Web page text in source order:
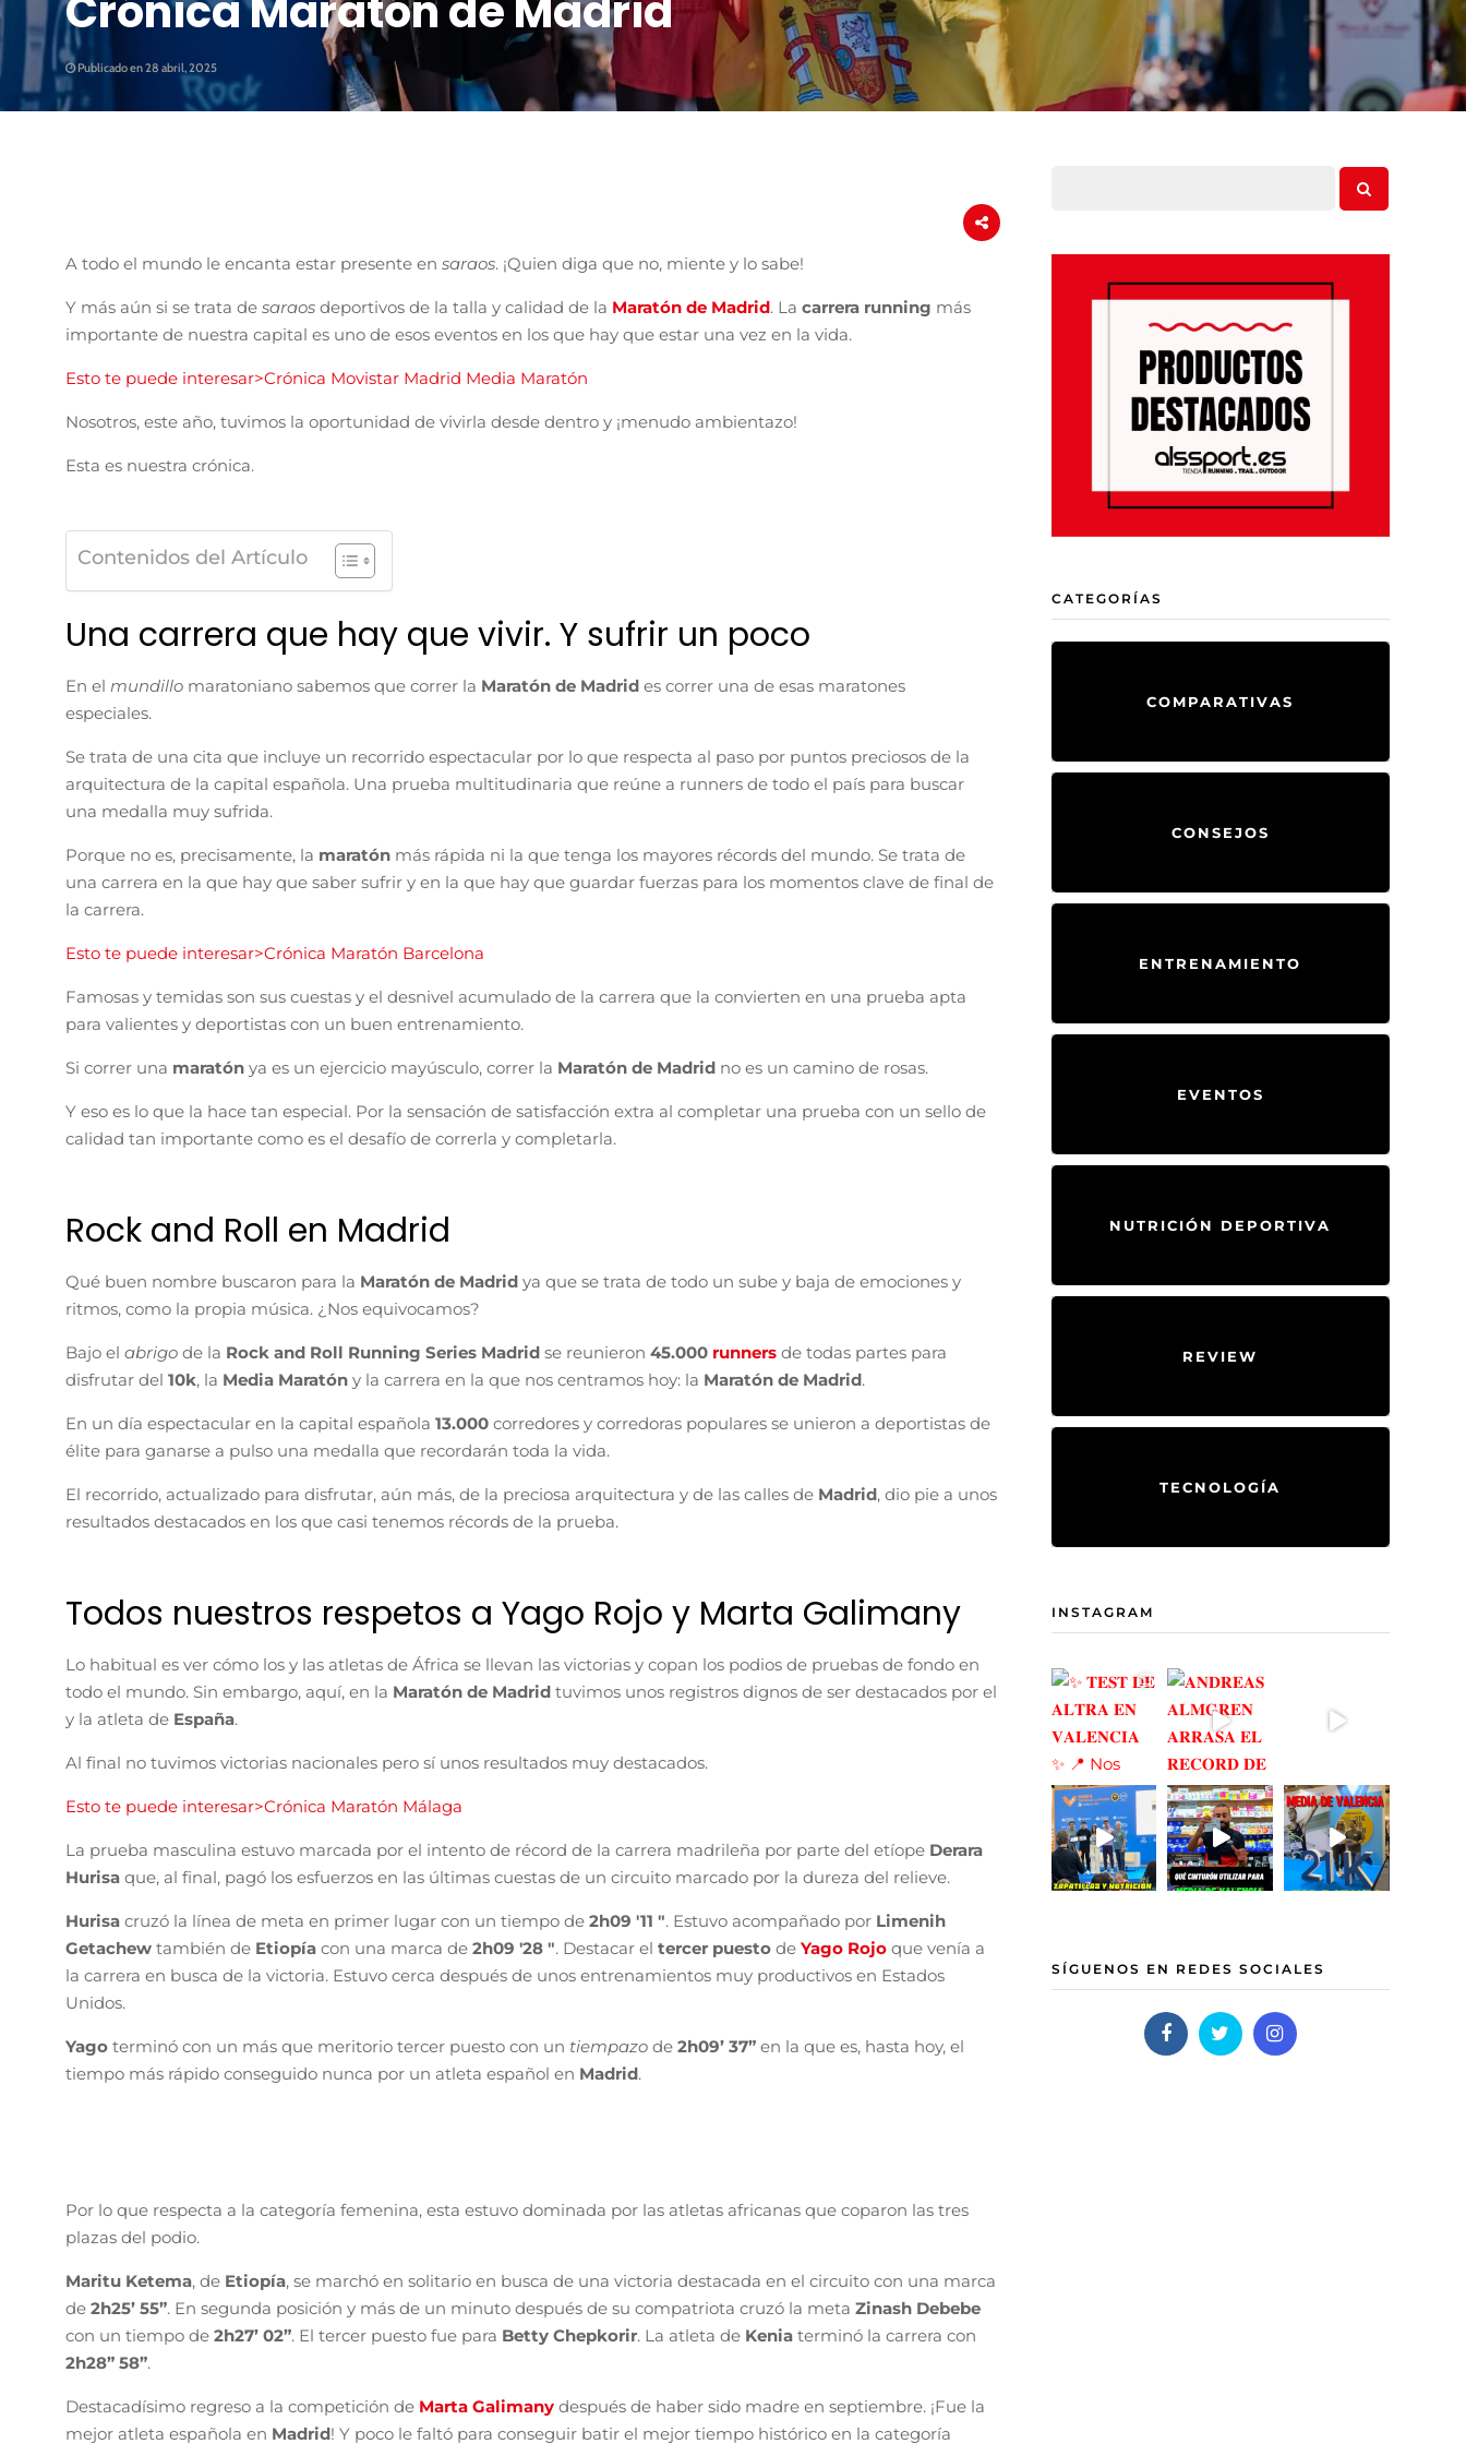
Publicado en 28 abril, 2025
A todo el mundo le encanta estar presente en saraos. ¡Quien diga que no, miente y lo sabe!
Y más aún si se trata de saraos deportivos de la talla y calidad de la Maratón de Madrid. La carrera running más
importante de nuestra capital es uno de esos eventos en los que hay que estar una vez en la vida.
Esto te puede interesar>Crónica Movistar Madrid Media Maratón
Nosotros, este año, tuvimos la oportunidad de vivirla desde dentro y ¡menudo ambientazo!
Esta es nuestra crónica.
Contenidos del Artículo
Una carrera que hay que vivir. Y sufrir un poco
En el mundillo maratoniano sabemos que correr la Maratón de Madrid es correr una de esas maratones
especiales.
Se trata de una cita que incluye un recorrido espectacular por lo que respecta al paso por puntos preciosos de la
arquitectura de la capital española. Una prueba multitudinaria que reúne a runners de todo el país para buscar
una medalla muy sufrida.
Porque no es, precisamente, la maratón más rápida ni la que tenga los mayores récords del mundo. Se trata de
una carrera en la que hay que saber sufrir y en la que hay que guardar fuerzas para los momentos clave de final de
la carrera.
Esto te puede interesar>Crónica Maratón Barcelona
Famosas y temidas son sus cuestas y el desnivel acumulado de la carrera que la convierten en una prueba apta
para valientes y deportistas con un buen entrenamiento.
Si correr una maratón ya es un ejercicio mayúsculo, correr la Maratón de Madrid no es un camino de rosas.
Y eso es lo que la hace tan especial. Por la sensación de satisfacción extra al completar una prueba con un sello de
calidad tan importante como es el desafío de correrla y completarla.
Rock and Roll en Madrid
Qué buen nombre buscaron para la Maratón de Madrid ya que se trata de todo un sube y baja de emociones y
ritmos, como la propia música. ¿Nos equivocamos?
Bajo el abrigo de la Rock and Roll Running Series Madrid se reunieron 45.000 runners de todas partes para
disfrutar del 10k, la Media Maratón y la carrera en la que nos centramos hoy: la Maratón de Madrid.
En un día espectacular en la capital española 13.000 corredores y corredoras populares se unieron a deportistas de
élite para ganarse a pulso una medalla que recordarán toda la vida.
El recorrido, actualizado para disfrutar, aún más, de la preciosa arquitectura y de las calles de Madrid, dio pie a unos
resultados destacados en los que casi tenemos récords de la prueba.
Todos nuestros respetos a Yago Rojo y Marta Galimany
Lo habitual es ver cómo los y las atletas de África se llevan las victorias y copan los podios de pruebas de fondo en
todo el mundo. Sin embargo, aquí, en la Maratón de Madrid tuvimos unos registros dignos de ser destacados por el
y la atleta de España.
Al final no tuvimos victorias nacionales pero sí unos resultados muy destacados.
Esto te puede interesar>Crónica Maratón Málaga
La prueba masculina estuvo marcada por el intento de récord de la carrera madrileña por parte del etíope Derara
Hurisa que, al final, pagó los esfuerzos en las últimas cuestas de un circuito marcado por la dureza del relieve.
Hurisa cruzó la línea de meta en primer lugar con un tiempo de 2h09 '11 ". Estuvo acompañado por Limenih
Getachew también de Etiopía con una marca de 2h09 '28 ". Destacar el tercer puesto de Yago Rojo que venía a
la carrera en busca de la victoria. Estuvo cerca después de unos entrenamientos muy productivos en Estados
Unidos.
Yago terminó con un más que meritorio tercer puesto con un tiempazo de 2h09’ 37” en la que es, hasta hoy, el
tiempo más rápido conseguido nunca por un atleta español en Madrid.
Por lo que respecta a la categoría femenina, esta estuvo dominada por las atletas africanas que coparon las tres
plazas del podio.
Maritu Ketema, de Etiopía, se marchó en solitario en busca de una victoria destacada en el circuito con una marca
de 2h25’ 55”. En segunda posición y más de un minuto después de su compatriota cruzó la meta Zinash Debebe
con un tiempo de 2h27’ 02”. El tercer puesto fue para Betty Chepkorir. La atleta de Kenia terminó la carrera con
2h28” 58”.
Destacadísimo regreso a la competición de Marta Galimany después de haber sido madre en septiembre. ¡Fue la
mejor atleta española en Madrid! Y poco le faltó para conseguir batir el mejor tiempo histórico en la categoría
CATEGORÍAS
COMPARATIVAS
CONSEJOS
ENTRENAMIENTO
EVENTOS
NUTRICIÓN DEPORTIVA
REVIEW
TECNOLOGÍA
INSTAGRAM
SÍGUENOS EN REDES SOCIALES